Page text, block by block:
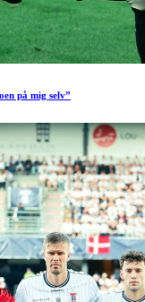
på mig selv”